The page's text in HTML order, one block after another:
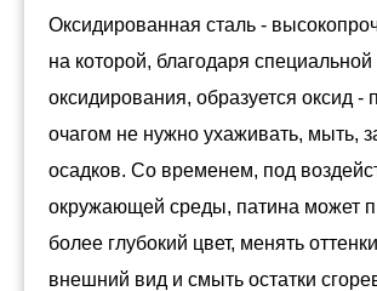
Оксидированная сталь -
на которой, благодаря специальной
оксидирования, образуется оксид -
очагом не нужно ухаживать, мыть,
осадков. Со временем, под
окружающей среды, патина может
более глубокий цвет, менять
внешний вид и смыть остатки